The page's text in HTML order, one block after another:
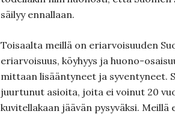
säilyy ennallaan.
Toisaalta meillä on eriarvoisuuden
eriarvoisuus, köyhyys ja huono-
mittaan lisääntyneet ja syventyneet.
juurtunut asioita, joita ei voinut 20
kuvitellakaan jäävän pysyväksi. Meillä